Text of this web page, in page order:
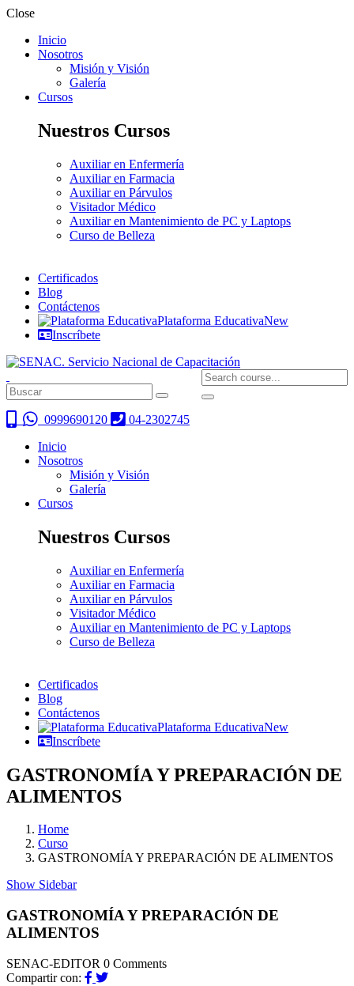
Close
Inicio
Nosotros
Misión y Visión
Galería
Cursos
Nuestros Cursos
Auxiliar en Enfermería
Auxiliar en Farmacia
Auxiliar en Párvulos
Visitador Médico
Auxiliar en Mantenimiento de PC y Laptops
Curso de Belleza
Certificados
Blog
Contáctenos
Plataforma EducativaNew
Inscríbete
0999690120
04-2302745
Inicio
Nosotros
Misión y Visión
Galería
Cursos
Nuestros Cursos
Auxiliar en Enfermería
Auxiliar en Farmacia
Auxiliar en Párvulos
Visitador Médico
Auxiliar en Mantenimiento de PC y Laptops
Curso de Belleza
Certificados
Blog
Contáctenos
Plataforma EducativaNew
Inscríbete
GASTRONOMÍA Y PREPARACIÓN DE
ALIMENTOS
Home
Curso
GASTRONOMÍA Y PREPARACIÓN DE ALIMENTOS
Show Sidebar
GASTRONOMÍA Y PREPARACIÓN DE
ALIMENTOS
SENAC-EDITOR 0 Comments
Compartir con: